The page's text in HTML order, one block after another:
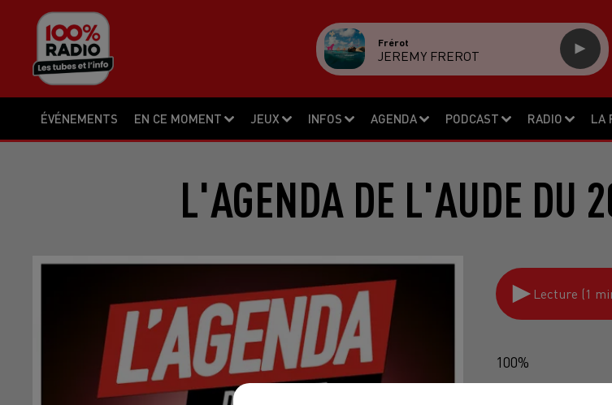
ÉVÉNEMENTS EN CE MOMENT JEUX INFOS AGENDA PODCAST RADIO LA
Frérot
JEREMY FREROT
L'AGENDA DE L'AUDE DU
Lecture (1
100%